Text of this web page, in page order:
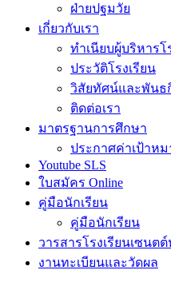
ฝ่ายปฐมวัย
เกี่ยวกับเรา
ทำเนียบผู้บริหาร
ประวัติโรงเรียน
วิสัยทัศน์และพันธ
ติดต่อเรา
มาตรฐานการศึกษา
ประกาศค่าเป้าหม
Youtube SLS
ใบสมัคร Online
คู่มือนักเรียน
คู่มือนักเรียน
วารสารโรงเรียนเซนต
งานทะเบียนและวัดผล